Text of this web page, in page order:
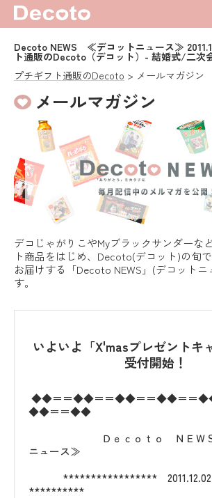
Decoto NEWS ≪デコットニュース≫
ト通販のDecoto（デコット）- 結婚式/二次
プチギフト通販のDecoto
メールマガジン
メールマガジン
デコじゃがりこやMyブラックサンダーな
ト商品をはじめ、Decoto(デコット)の旬
お届けする「Decoto NEWS」(デコット
す。
いよいよ「X'masプレゼントキ
受付開始！
◆◆＝＝◆◆＝＝◆◆＝＝◆◆＝＝
◆◆＝＝◆◆
Ｄｅｃｏｔｏ ＮＥＷＳ
ニュース≫
*****************
**********